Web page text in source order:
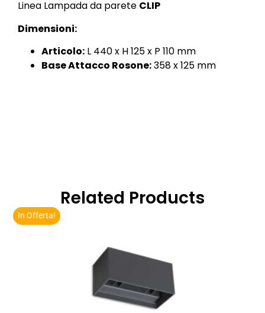
Linea Lampada da parete CLIP
Dimensioni:
Articolo: L 440 x H 125 x P 110 mm
Base Attacco Rosone:358 x 125 mm
Related Products
In Offerta!